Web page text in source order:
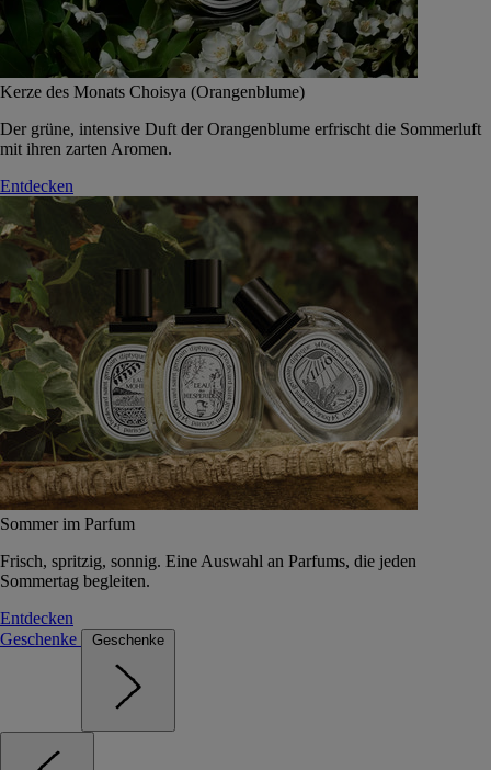
Kerze des Monats Choisya (Orangenblume)
Der grüne, intensive Duft der Orangenblume erfrischt die Sommerluft
mit ihren zarten Aromen.
Entdecken
Sommer im Parfum
Frisch, spritzig, sonnig. Eine Auswahl an Parfums, die jeden
Sommertag begleiten.
Entdecken
Geschenke
Geschenke